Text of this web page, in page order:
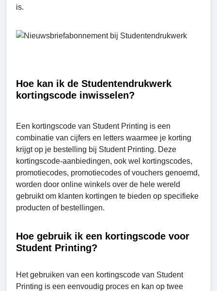
is.
Hoe kan ik de Studentendrukwerk
kortingscode inwisselen?
Een kortingscode van Student Printing is een
combinatie van cijfers en letters waarmee je korting
krijgt op je bestelling bij Student Printing. Deze
kortingscode-aanbiedingen, ook wel kortingscodes,
promotiecodes, promotiecodes of vouchers genoemd,
worden door online winkels over de hele wereld
gebruikt om klanten kortingen te bieden op specifieke
producten of bestellingen.
Hoe gebruik ik een kortingscode voor
Student Printing?
Het gebruiken van een kortingscode van Student
Printing is een eenvoudig proces en kan op twee